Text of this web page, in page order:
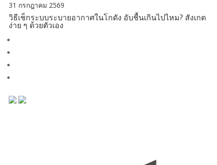
31 กรกฎาคม 2569
วิธีเช็กระบบระบายอากาศในโกดัง อับชื้นเกินไปไหม? สังเกต
ง่าย ๆ ด้วยตัวเอง